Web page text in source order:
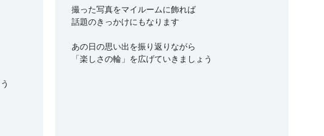
撮った写真をマイルームに飾れば
話題のきっかけにもなります
あの日の思い出を振り返りながら
「楽しさの輪」を広げていきましょう